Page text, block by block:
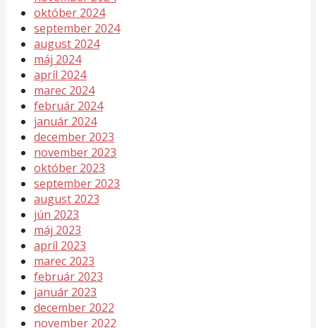
október 2024
september 2024
august 2024
máj 2024
apríl 2024
marec 2024
február 2024
január 2024
december 2023
november 2023
október 2023
september 2023
august 2023
jún 2023
máj 2023
apríl 2023
marec 2023
február 2023
január 2023
december 2022
november 2022